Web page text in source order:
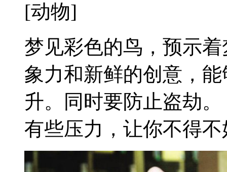
[动物]
梦见彩色的鸟，预示
象力和新鲜的创意，
升。同时要防止盗劫
有些压力，让你不得